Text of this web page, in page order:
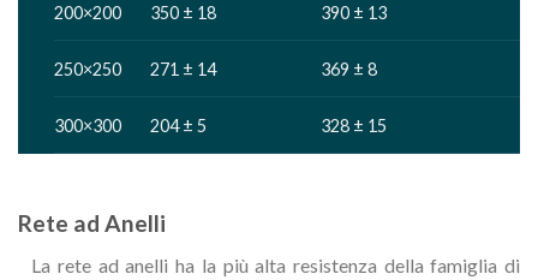
200×200 350 ± 18 390 ± 13
250×250 271 ± 14 369 ± 8
300×300 204 ± 5 328 ± 15
Rete ad Anelli
La rete ad anelli ha la più alta resistenza della famiglia di